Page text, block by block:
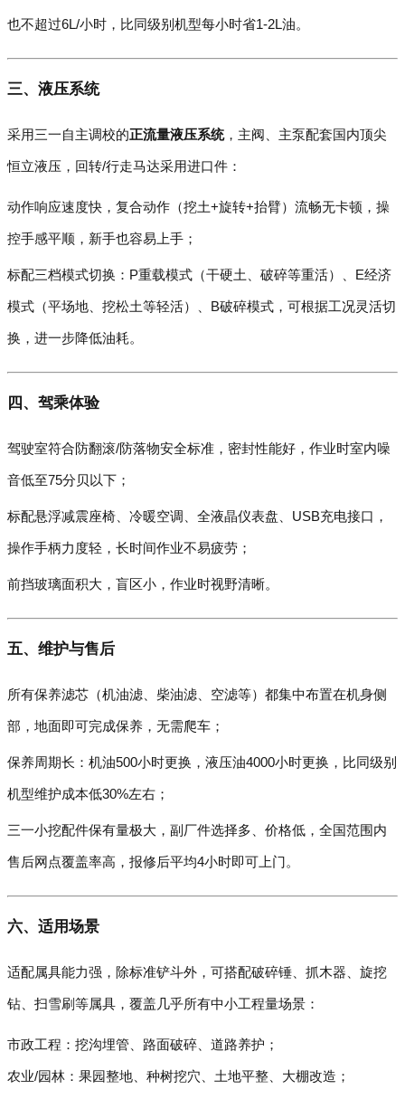
也不超过6L/小时，比同级别机型每小时省1-2L油。
三、液压系统
采用三一自主调校的正流量液压系统，主阀、主泵配套国内顶尖
恒立液压，回转/行走马达采用进口件：
动作响应速度快，复合动作（挖土+旋转+抬臂）流畅无卡顿，操
控手感平顺，新手也容易上手；
标配三档模式切换：P重载模式（干硬土、破碎等重活）、E经济
模式（平场地、挖松土等轻活）、B破碎模式，可根据工况灵活切
换，进一步降低油耗。
四、驾乘体验
驾驶室符合防翻滚/防落物安全标准，密封性能好，作业时室内噪
音低至75分贝以下；
标配悬浮减震座椅、冷暖空调、全液晶仪表盘、USB充电接口，
操作手柄力度轻，长时间作业不易疲劳；
前挡玻璃面积大，盲区小，作业时视野清晰。
五、维护与售后
所有保养滤芯（机油滤、柴油滤、空滤等）都集中布置在机身侧
部，地面即可完成保养，无需爬车；
保养周期长：机油500小时更换，液压油4000小时更换，比同级别
机型维护成本低30%左右；
三一小挖配件保有量极大，副厂件选择多、价格低，全国范围内
售后网点覆盖率高，报修后平均4小时即可上门。
六、适用场景
适配属具能力强，除标准铲斗外，可搭配破碎锤、抓木器、旋挖
钻、扫雪刷等属具，覆盖几乎所有中小工程量场景：
市政工程：挖沟埋管、路面破碎、道路养护；
农业/园林：果园整地、种树挖穴、土地平整、大棚改造；